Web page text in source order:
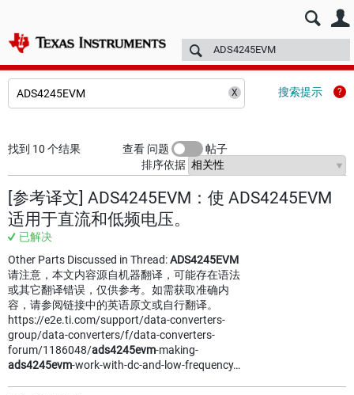
E2E™ 中文设计支持 > 技术文章 TI 培训
搜索提示
找到 10 个结果 查看 问题
帖子
排序依据
[参考译文] ADS4245EVM：使 ADS4245EVM
适用于直流和低频电压。
已解决
Other Parts Discussed in Thread:ADS4245EVM
请注意，本文内容源自机器翻译，可能存在语法
或其它翻译错误，仅供参考。如需获取准确内
容，请参阅链接中的英语原文或自行翻译。
https://e2e.ti.com/support/data-converters-
group/data-converters/f/data-converters-
forum/1186048/ads4245evm-making-
ads4245evm-work-with-dc-and-low-frequency…